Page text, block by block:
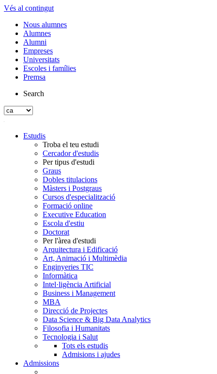
Vés al contingut
Nous alumnes
Alumnes
Alumni
Empreses
Universitats
Escoles i famílies
Premsa
Search
Estudis
Troba el teu estudi
Cercador d'estudis
Per tipus d'estudi
Graus
Dobles titulacions
Màsters i Postgraus
Cursos d'especialització
Formació online
Executive Education
Escola d'estiu
Doctorat
Per l'àrea d'estudi
Arquitectura i Edificació
Art, Animació i Multimèdia
Enginyeries TIC
Informàtica
Intel·ligència Artificial
Business i Management
MBA
Direcció de Projectes
Data Science & Big Data Analytics
Filosofia i Humanitats
Tecnologia i Salut
Tots els estudis
Admisions i ajudes
Admissions